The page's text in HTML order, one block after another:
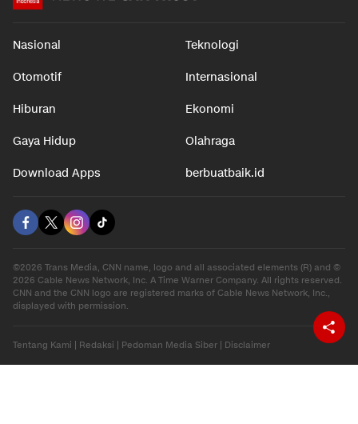
Nasional Teknologi
Otomotif Internasional
Hiburan Ekonomi
Gaya Hidup Olahraga
Download Apps berbuatbaik.id
©2026 Trans Media, CNN name, logo and all associated elements (R) and ©
2026 Cable News Network, Inc. A Time Warner Company. All rights reserved.
CNN and the CNN logo are registered marks of Cable News Network, Inc.,
displayed with permission.
Tentang Kami | Redaksi | Pedoman Media Siber | Disclaimer